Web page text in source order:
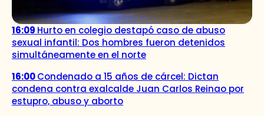
16:09 Hurto en colegio destapó caso de abuso
sexual infantil: Dos hombres fueron detenidos
simultáneamente en el norte
16:00Condenado a 15 años de cárcel: Dictan
condena contra exalcalde Juan Carlos Reinao por
estupro, abuso y aborto